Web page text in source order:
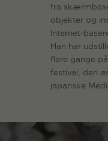
fra
objekter og
Internet-
Han har
flere gange
festival, den
japanske